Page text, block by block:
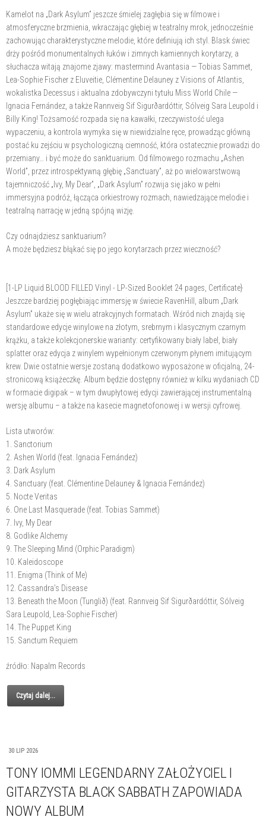
Kamelot na „Dark Asylum” jeszcze śmielej zagłębia się w filmowe i
atmosferyczne brzmienia, wkraczając głębiej w teatralny mrok, jednocześnie
zachowując charakterystyczne melodie, które definiują ich styl. Blask świec
drży pośród monumentalnych łuków i zimnych kamiennych korytarzy, a
słuchacza witają znajome zjawy: mastermind Avantasia — Tobias Sammet,
Lea-Sophie Fischer z Eluveitie, Clémentine Delauney z Visions of Atlantis,
wokalistka Decessus i aktualna zdobywczyni tytułu Miss World Chile —
Ignacia Fernández, a także Rannveig Sif Sigurðardóttir, Sólveig Sara Leupold i
Billy King! Tożsamość rozpada się na kawałki, rzeczywistość ulega
wypaczeniu, a kontrola wymyka się w niewidzialne ręce, prowadząc główną
postać ku zejściu w psychologiczną ciemność, która ostatecznie prowadzi do
przemiany… i być może do sanktuarium. Od filmowego rozmachu „Ashen
World”, przez introspektywną głębię „Sanctuary”, aż po wielowarstwową
tajemniczość „Ivy, My Dear”, „Dark Asylum” rozwija się jako w pełni
immersyjna podróż, łącząca orkiestrowy rozmach, nawiedzające melodie i
teatralną narrację w jedną spójną wizję.
Czy odnajdziesz sanktuarium?
A może będziesz błąkać się po jego korytarzach przez wieczność?
[1-LP Liquid BLOOD FILLED Vinyl - LP-Sized Booklet 24 pages, Certificate}
Jeszcze bardziej pogłębiając immersję w świecie RavenHill, album „Dark
Asylum” ukaże się w wielu atrakcyjnych formatach. Wśród nich znajdą się
standardowe edycje winylowe na złotym, srebrnym i klasycznym czarnym
krążku, a także kolekcjonerskie warianty: certyfikowany biały label, biały
splatter oraz edycja z winylem wypełnionym czerwonym płynem imitującym
krew. Dwie ostatnie wersje zostaną dodatkowo wyposażone w oficjalną, 24-
stronicową książeczkę. Album będzie dostępny również w kilku wydaniach CD
w formacie digipak – w tym dwupłytowej edycji zawierającej instrumentalną
wersję albumu – a także na kasecie magnetofonowej i w wersji cyfrowej.
Lista utworów:
1. Sanctorium
2. Ashen World (feat. Ignacia Fernández)
3. ⁠Dark Asylum
4. Sanctuary (feat. Clémentine Delauney & Ignacia Fernández)
5. Nocte Veritas
6. One Last Masquerade (feat. Tobias Sammet)
7. ⁠Ivy, My Dear
8. Godlike Alchemy
9. The Sleeping Mind (Orphic Paradigm)
10. Kaleidoscope
11. Enigma (Think of Me)
12. Cassandra’s Disease
13. Beneath the Moon (Tunglið) (feat. Rannveig Sif Sigurðardóttir, Sólveig
Sara Leupold, Lea-Sophie Fischer)
14. ⁠The Puppet King
15. ⁠Sanctum Requiem
źródło: Napalm Records
Czytaj dalej...
30 LIP 2026
TONY IOMMI LEGENDARNY ZAŁOŻYCIEL I
GITARZYSTA BLACK SABBATH ZAPOWIADA
NOWY ALBUM